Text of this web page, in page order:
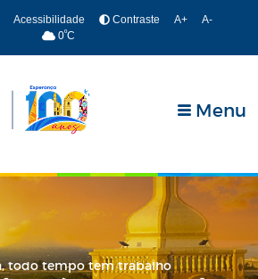
Acessibilidade Contraste A+
A-
0ºC
Menu